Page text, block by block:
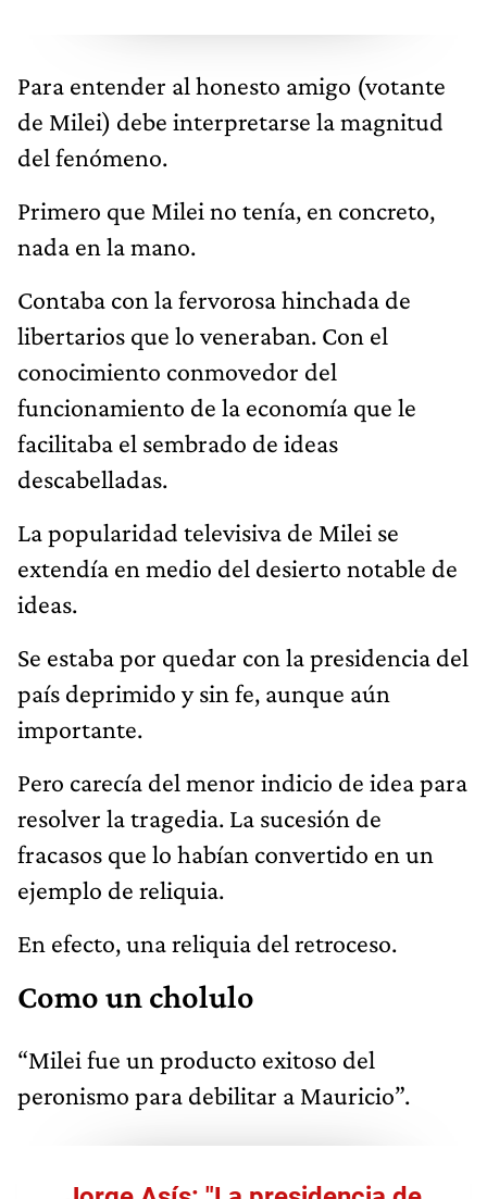
Para entender al honesto amigo (votante
de Milei) debe interpretarse la magnitud
del fenómeno.
Primero que Milei no tenía, en concreto,
nada en la mano.
Contaba con la fervorosa hinchada de
libertarios que lo veneraban. Con el
conocimiento conmovedor del
funcionamiento de la economía que le
facilitaba el sembrado de ideas
descabelladas.
La popularidad televisiva de Milei se
extendía en medio del desierto notable de
ideas.
Se estaba por quedar con la presidencia del
país deprimido y sin fe, aunque aún
importante.
Pero carecía del menor indicio de idea para
resolver la tragedia. La sucesión de
fracasos que lo habían convertido en un
ejemplo de reliquia.
En efecto, una reliquia del retroceso.
Como un cholulo
“Milei fue un producto exitoso del
peronismo para debilitar a Mauricio”.